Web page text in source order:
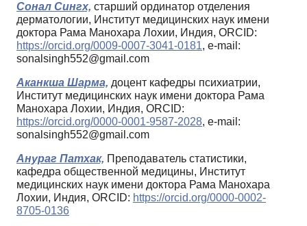
Сонал Сингх, старший ординатор отделения
дерматологии, Институт медицинских наук имени
доктора Рама Манохара Лохии, Индия, ORCID:
https://orcid.org/0009-0007-3041-0181, e-mail:
sonalsingh552@gmail.com
Аканкша Шарма, доцент кафедры психиатрии,
Институт медицинских наук имени доктора Рама
Манохара Лохии, Индия, ORCID:
https://orcid.org/0000-0001-9587-2028, e-mail:
sonalsingh552@gmail.com
Анураг Патхак, Преподаватель статистики,
кафедра общественной медицины, Институт
медицинских наук имени доктора Рама Манохара
Лохии, Индия, ORCID: https://orcid.org/0000-0002-
8705-0136